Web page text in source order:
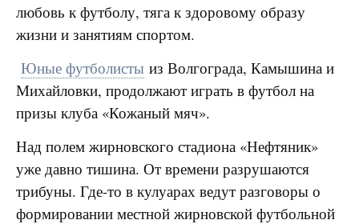
любовь к футболу, тяга к здоровому образу
жизни и занятиям спортом.
Юные футболисты из Волгограда, Камышина и
Михайловки, продолжают играть в футбол на
призы клуба «Кожаный мяч».
Над полем жирновского стадиона «Нефтяник»
уже давно тишина. От времени разрушаются
трибуны. Где-то в кулуарах ведут разговоры о
формировании местной жирновской футбольной